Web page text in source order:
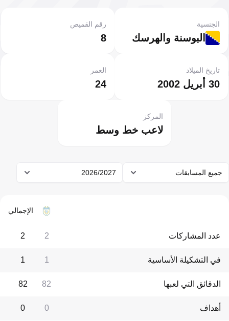
البوسنة والهرسك
الجنسية
8
رقم القميص
30 أبريل 2002
تاريخ الميلاد
24
العمر
لاعب خط وسط
المركز
جميع المسابقات 2026/2027
الإجمالي
عدد المشاركات 2
2
في التشكيلة الأساسية 1
1
الدقائق التي لعبها 82
82
أهداف 0
0